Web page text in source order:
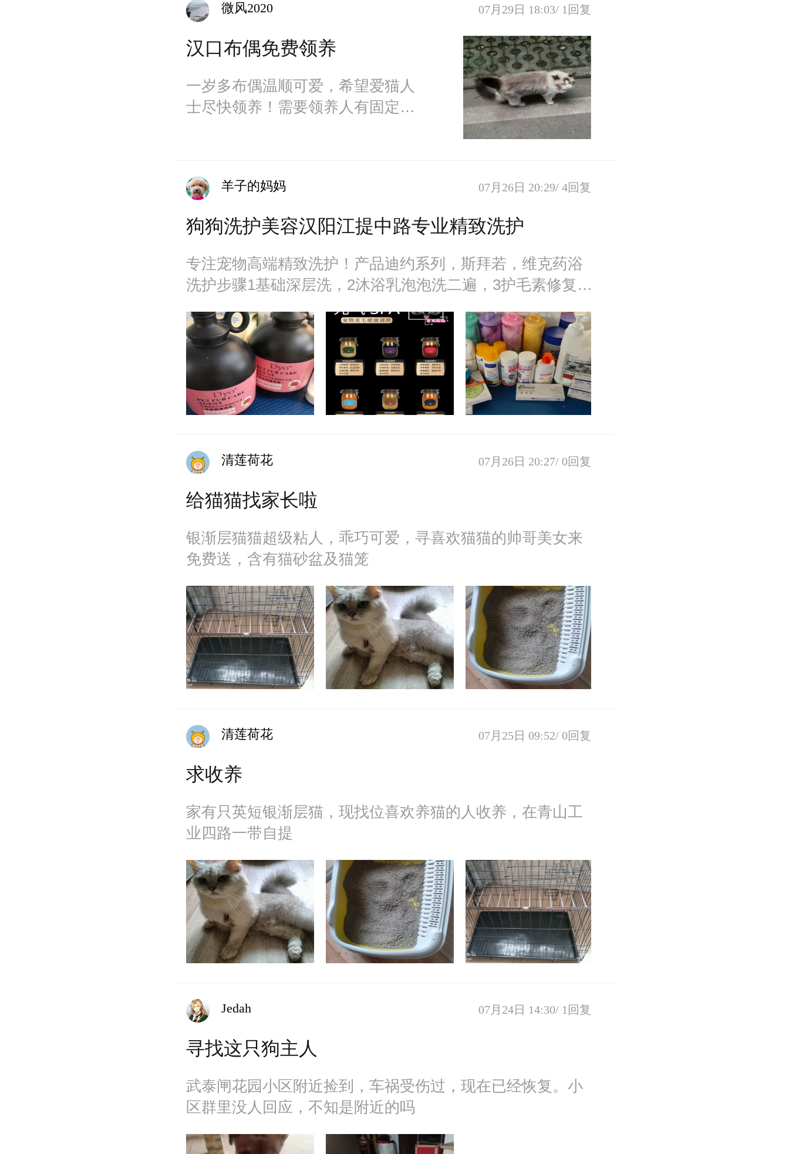
微风2020 07月29日 18:03/ 1回复
汉口布偶免费领养
一岁多布偶温顺可爱，希望爱猫人
士尽快领养！需要领养人有固定工
羊子的妈妈 07月26日 20:29/ 4回复
狗狗洗护美容汉阳江提中路专业精致洗护
专注宠物高端精致洗护！产品迪约系列，斯拜若，维克药浴
洗护步骤1基础深层洗，2沐浴乳泡泡洗二遍，3护毛素修复毛
清莲荷花 07月26日 20:27/ 0回复
给猫猫找家长啦
银渐层猫猫超级粘人，乖巧可爱，寻喜欢猫猫的帅哥美女来
免费送，含有猫砂盆及猫笼
清莲荷花 07月25日 09:52/ 0回复
求收养
家有只英短银渐层猫，现找位喜欢养猫的人收养，在青山工
业四路一带自提
Jedah 07月24日 14:30/ 1回复
寻找这只狗主人
武泰闸花园小区附近捡到，车祸受伤过，现在已经恢复。小
区群里没人回应，不知是附近的吗